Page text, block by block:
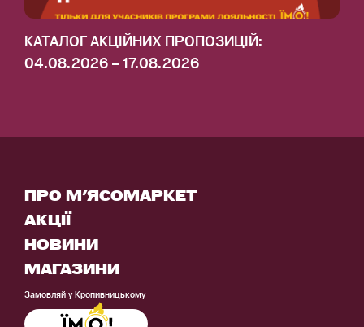
КАТАЛОГ АКЦІЙНИХ ПРОПОЗИЦІЙ:
04.08.2026 – 17.08.2026
ПРО М'ЯСОМАРКЕТ
АКЦІЇ
НОВИНИ
МАГАЗИНИ
Замовляй у Кропивницькому